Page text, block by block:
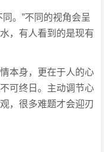
。”不同的视角会呈
，有人看到的是现有
本身，更在于人的心
可终日。主动调节心
，很多难题才会迎刃